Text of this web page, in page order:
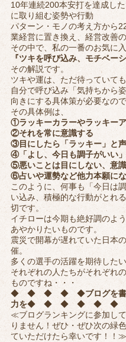
10年連続200本安打を達成し
に取り組む姿勢や行動
パターン・モノの考え方から
業経営に置き換え、経営改善
その中で、私の一番のお気に
『ツキを呼び込み、モチベー
その解説です。
ツキや運は、ただ待っていて
自分で呼び込み「気持ちから
向きにする具体策が必要なので
その具体例は、
①ラッキーカラーやラッキー
②それを常に意識する
③目にしたら「ラッキー」と
④「よし、今日も調子がいい
⑤悪いことは目にしない、意
⑥占いや運勢など他力本願に
このように、何事も「今日は
い込み、積極的な行動がとれ
切です。
イチローは今期も絶好調のよう
あやかりたいものです。
震災で開幕が遅れていた日本
催。
多くの選手の活躍を期待したい
それぞれの人たちがそれぞれ
ものですね・・・
◆ ◆ ◆ ◆ ◆ブログを
力を◆ ◆ ◆ ◆ ◆
≪ブログランキングに参加し
りません！ぜひ・ぜひ次の緑
ていただけたら幸いです！！≫